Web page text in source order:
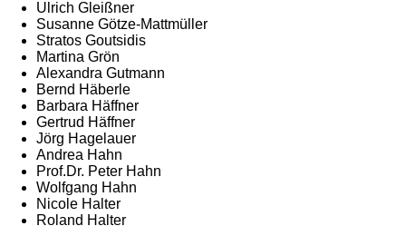
Ulrich Gleißner
Susanne Götze-Mattmüller
Stratos Goutsidis
Martina Grön
Alexandra Gutmann
Bernd Häberle
Barbara Häffner
Gertrud Häffner
Jörg Hagelauer
Andrea Hahn
Prof.Dr. Peter Hahn
Wolfgang Hahn
Nicole Halter
Roland Halter